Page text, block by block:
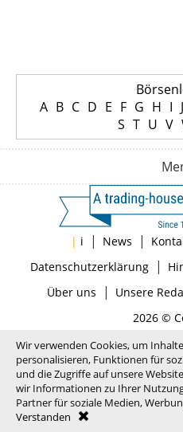
A B C D E F G H I J
S T U V
| i | News |
Datenschutzerklärung|
Über uns | Unsere
2026 ©
Wir verwenden Cookies, um
personalisieren, Funktionen für
und die Zugriffe auf unsere
wir Informationen zu Ihrer
Partner für soziale Medien,
Verstanden